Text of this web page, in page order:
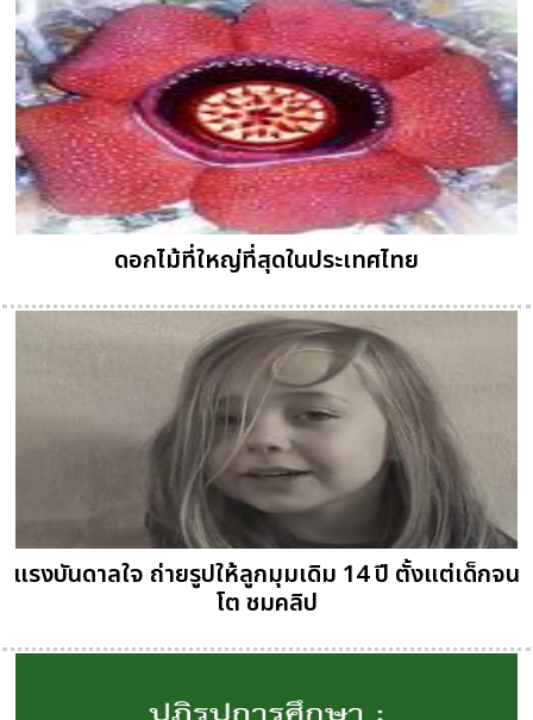
ดอกไม้ที่ใหญ่ที่สุดในประเทศไทย
แรงบันดาลใจ ถ่ายรูปให้ลูกมุมเดิม 14 ปี ตั้งแต่เด็กจน
โต ชมคลิป